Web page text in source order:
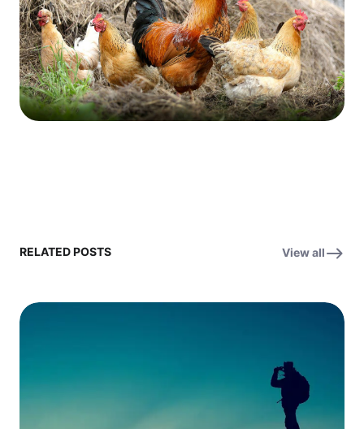
RELATED POSTS View all